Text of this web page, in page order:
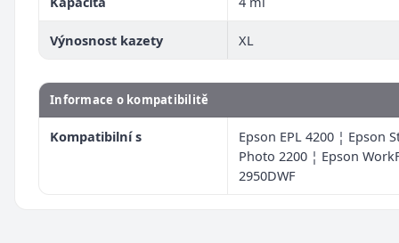
Výnosnost kazety XL
Informace o kompatibilitě
Kompatibilní s
Epson EPL 4200 ¦ Epson
Photo 2200 ¦ Epson
2950DWF